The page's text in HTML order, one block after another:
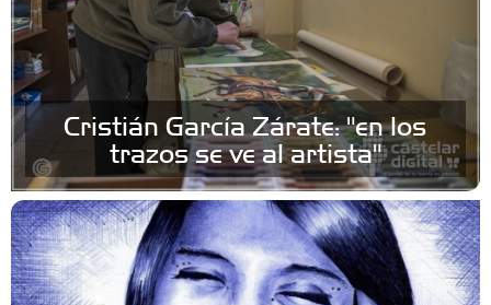
Cristián García Zárate: "en los
trazos se ve al artista"